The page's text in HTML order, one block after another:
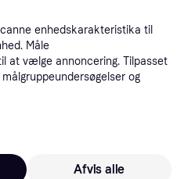
enhedskarakteristika til
Måle
at vælge annoncering. Tilpasset
og
Afvis alle